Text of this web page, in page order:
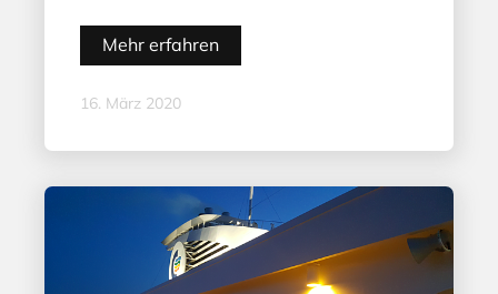
Mehr erfahren
16. März 2020